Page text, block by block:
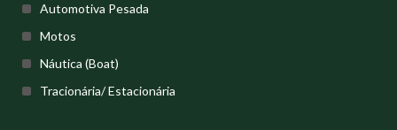
Automotiva Pesada
Motos
Náutica (Boat)
Tracionária/ Estacionária